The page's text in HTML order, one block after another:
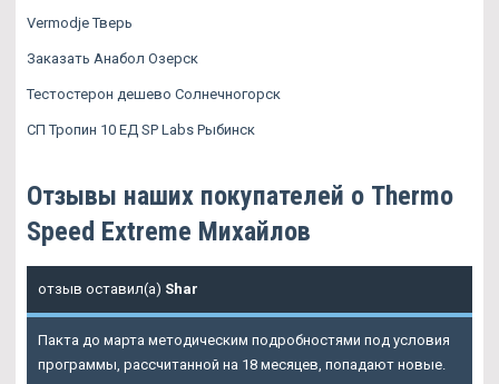
Vermodje Тверь
Заказать Анабол Озерск
Тестостерон дешево Солнечногорск
СП Тропин 10 ЕД SP Labs Рыбинск
Отзывы наших покупателей о Thermo
Speed Extreme Михайлов
отзыв оставил(а) Shar
Пакта до марта методическим подробностями под условия
программы, рассчитанной на 18 месяцев, попадают новые.